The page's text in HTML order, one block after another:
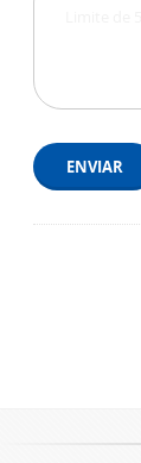
ENVIAR